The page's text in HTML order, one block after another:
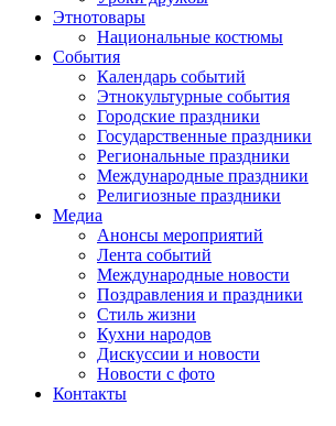
Этнотовары
Национальные костюмы
События
Календарь событий
Этнокультурные события
Городские праздники
Государственные праздники
Региональные праздники
Международные праздники
Религиозные праздники
Медиа
Анонсы мероприятий
Лента событий
Международные новости
Поздравления и праздники
Cтиль жизни
Кухни народов
Дискуссии и новости
Новости с фото
Контакты